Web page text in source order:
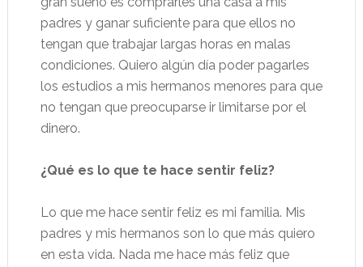
padres y ganar suficiente para que ellos no
tengan que trabajar largas horas en malas
condiciones. Quiero algún día poder pagarles
los estudios a mis hermanos menores para que
no tengan que preocuparse ir limitarse por el
dinero.
¿Qué es lo que te hace sentir feliz?
Lo que me hace sentir feliz es mi familia. Mis
padres y mis hermanos son lo que más quiero
en esta vida. Nada me hace más feliz que